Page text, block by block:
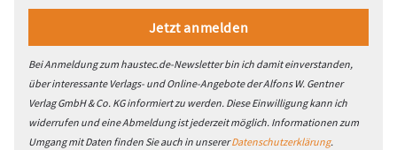
Bei Anmeldung zum haustec.de-Newsletter bin ich damit einverstanden,
über interessante Verlags- und Online-Angebote der Alfons W. Gentner
Verlag GmbH & Co. KG informiert zu werden. Diese Einwilligung kann ich
widerrufen und eine Abmeldung ist jederzeit möglich. Informationen zum
Umgang mit Daten finden Sie auch in unsererDatenschutzerklärung.